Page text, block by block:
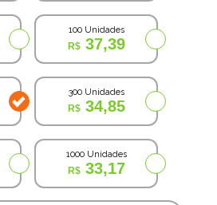
100 Unidades
37,39
300 Unidades
34,85
1000 Unidades
33,17